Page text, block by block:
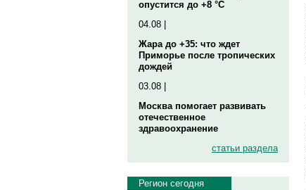
опустится до +8 °C
04.08 |
Жара до +35: что ждет
Приморье после тропических
дождей
03.08 |
Москва помогает развивать
отечественное
здравоохранение
статьи раздела
Регион сегодня